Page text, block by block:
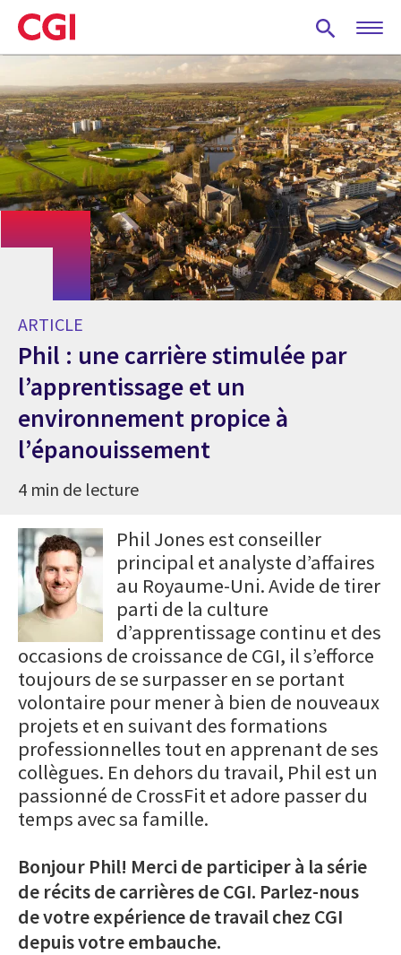
Skip
to
main
ARTICLE
Phil : une carrière stimulée par
l’apprentissage et un
environnement propice à
l’épanouissement
4 min de lecture
Phil Jones est conseiller
principal et analyste d’affaires
au Royaume-Uni. Avide de tirer
parti de la culture
d’apprentissage continu et des
occasions de croissance de CGI, il s’efforce
toujours de se surpasser en se portant
volontaire pour mener à bien de nouveaux
projets et en suivant des formations
professionnelles tout en apprenant de ses
collègues. En dehors du travail, Phil est un
passionné de CrossFit et adore passer du
temps avec sa famille.
Bonjour Phil! Merci de participer à la série
de récits de carrières de CGI. Parlez-nous
de votre expérience de travail chez CGI
depuis votre embauche.